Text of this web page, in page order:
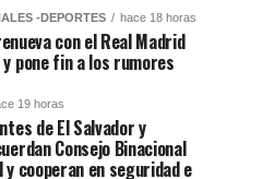
-DEPORTES hace 18 horas
con el Real Madrid
pone fin a los rumores
19 horas
de El Salvador y
Consejo Binacional
cooperan en seguridad e